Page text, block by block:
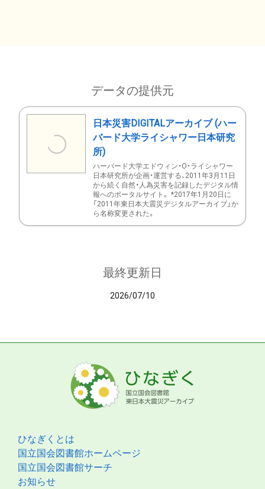
データの提供元
日本災害DIGITALアーカイブ (ハー
バード大学ライシャワー日本研究
所)
ハーバード大学エドウィン・O・ライシャワー
日本研究所が企画・運営する、2011年3月11日
から続く自然・人為災害を記録したデジタル情
報へのポータルサイト。 *2017年1月20日に
「2011年東日本大震災デジタルアーカイブ」か
ら名称変更された。
最終更新日
2026/07/10
ひなぎくとは
国立国会図書館ホームページ
国立国会図書館サーチ
お知らせ